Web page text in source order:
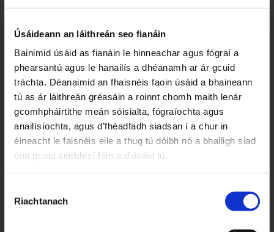
Úsáideann an láithreán seo fianáin
Bainimid úsáid as fianáin le hinneachar agus fógraí a
phearsantú agus le hanailís a dhéanamh ar ár gcuid
tráchta. Déanaimid an fhaisnéis faoin úsáid a bhaineann
tú as ár láithreán gréasáin a roinnt chomh maith lenár
gcomhpháirtithe meán sóisialta, fógraíochta agus
anailísíochta, agus d’fhéadfadh siadsan í a chur in
éineacht le faisnéis eile a thug tú dóibh nó a bhailigh siad
óna gcuid seirbhísí féin a d'úsáid tú.
Toilithe
Riachtanach
Tá capall is carr, tá capall is carr,
Ag iarraidh gléas bainse don Cheallachín Fionn.
’S nach fada uaim siar é, is nach fada uaim siar é?
’S nach fada uaim siar é, mo Cheallachín Fionn?
’S nach fada uaim siar é, is ón gClochán aniar é
’S go seola Dia aniar é, mo Cheallachín Fionn.
Bád beag is bád mór, bád beag is bád mór,
Bád beag is bád mór ag mo Cheallachín Fionn,
‘Gus loingeas faoi sheol ag mo Cheallachín Fionn.